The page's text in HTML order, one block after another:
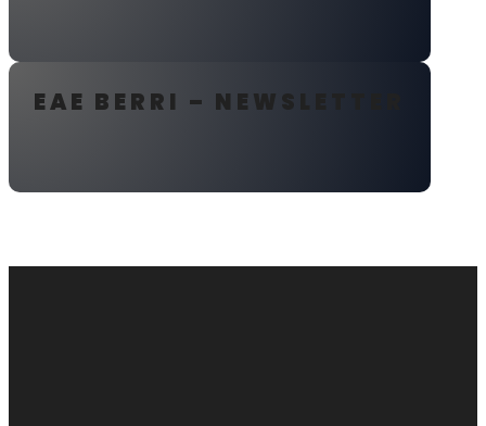
EAE BERRI – NEWSLETTER